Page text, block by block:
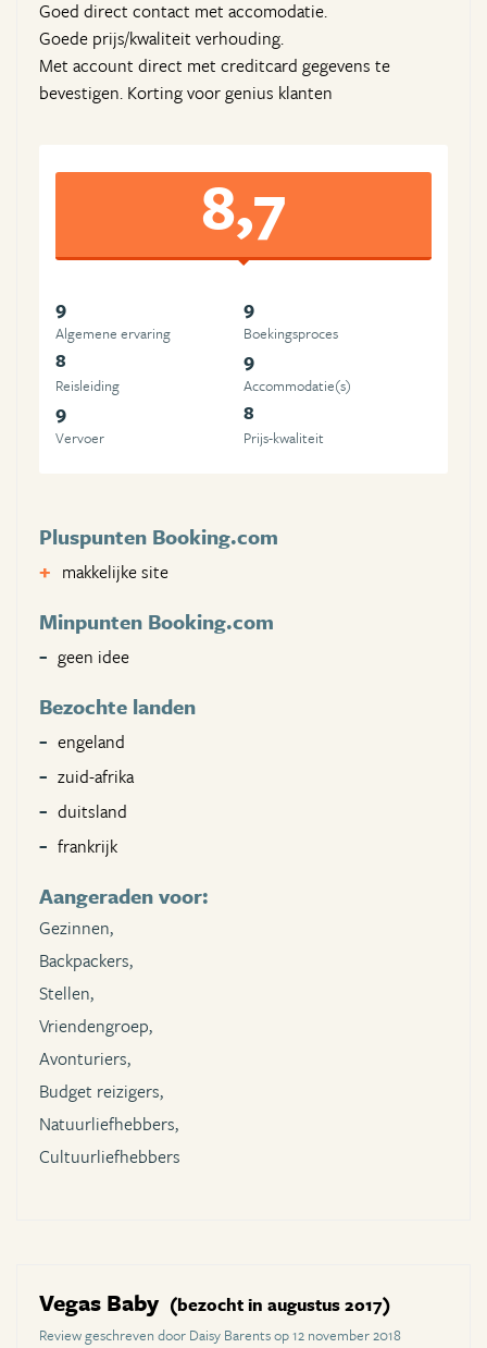
Goed direct contact met accomodatie.
Goede prijs/kwaliteit verhouding.
Met account direct met creditcard gegevens te
bevestigen. Korting voor genius klanten
8,7
9
Algemene ervaring
9
Boekingsproces
8
Reisleiding
9
Accommodatie(s)
9
Vervoer
8
Prijs-kwaliteit
Pluspunten Booking.com
makkelijke site
Minpunten Booking.com
geen idee
Bezochte landen
engeland
zuid-afrika
duitsland
frankrijk
Aangeraden voor:
Gezinnen,
Backpackers,
Stellen,
Vriendengroep,
Avonturiers,
Budget reizigers,
Natuurliefhebbers,
Cultuurliefhebbers
Vegas Baby (bezocht in augustus 2017)
Review geschreven door Daisy Barents op 12 november 2018